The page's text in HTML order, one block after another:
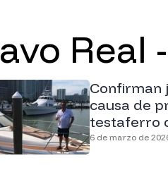
Pavo
Confirman
causa de
testaferro
6 de marzo de